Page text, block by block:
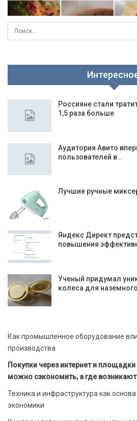
Россияне стали
1,5 раза больше
Аудитория Авито
пользователей в…
Лучшие ручные
Яндекс Директ
повышения
Ученый придумал
колеса для
Как промышленное оборудование
производства
Покупки через интернет и
можно сэкономить, а где
Техника и инфраструктура как
экономики